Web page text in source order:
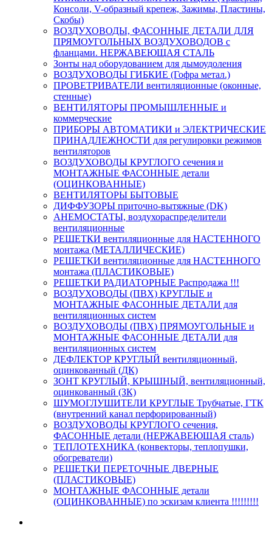
Консоли, V-образный крепеж, Зажимы, Пластины,
Скобы)
ВОЗДУХОВОДЫ, ФАСОННЫЕ ДЕТАЛИ ДЛЯ
ПРЯМОУГОЛЬНЫХ ВОЗДУХОВОДОВ с
фланцами. НЕРЖАВЕЮЩАЯ СТАЛЬ
Зонты над оборудованием для дымоудоления
ВОЗДУХОВОДЫ ГИБКИЕ (Гофра метал.)
ПРОВЕТРИВАТЕЛИ вентиляционные (оконные,
стенные)
ВЕНТИЛЯТОРЫ ПРОМЫШЛЕННЫЕ и
коммерческие
ПРИБОРЫ АВТОМАТИКИ и ЭЛЕКТРИЧЕСКИЕ
ПРИНАДЛЕЖНОСТИ для регулировки режимов
вентиляторов
ВОЗДУХОВОДЫ КРУГЛОГО сечения и
МОНТАЖНЫЕ ФАСОННЫЕ детали
(ОЦИНКОВАННЫЕ)
ВЕНТИЛЯТОРЫ БЫТОВЫЕ
ДИФФУЗОРЫ приточно-вытяжные (DK)
АНЕМОСТАТЫ, воздухораспределители
вентиляционные
РЕШЕТКИ вентиляционные для НАСТЕННОГО
монтажа (МЕТАЛЛИЧЕСКИЕ)
РЕШЕТКИ вентиляционные для НАСТЕННОГО
монтажа (ПЛАСТИКОВЫЕ)
РЕШЕТКИ РАДИАТОРНЫЕ Распродажа !!!
ВОЗДУХОВОДЫ (ПВХ) КРУГЛЫЕ и
МОНТАЖНЫЕ ФАСОННЫЕ ДЕТАЛИ для
вентиляционных систем
ВОЗДУХОВОДЫ (ПВХ) ПРЯМОУГОЛЬНЫЕ и
МОНТАЖНЫЕ ФАСОННЫЕ ДЕТАЛИ для
вентиляционных систем
ДЕФЛЕКТОР КРУГЛЫЙ вентиляционный,
оцинкованный (ДК)
ЗОНТ КРУГЛЫЙ, КРЫШНЫЙ, вентиляционный,
оцинкованный (ЗК)
ШУМОГЛУШИТЕЛИ КРУГЛЫЕ Трубчатые, ГТК
(внутренний канал перфорированный)
ВОЗДУХОВОДЫ КРУГЛОГО сечения,
ФАСОННЫЕ детали (НЕРЖАВЕЮЩАЯ сталь)
ТЕПЛОТЕХНИКА (конвекторы, теплопушки,
обогреватели)
РЕШЕТКИ ПЕРЕТОЧНЫЕ ДВЕРНЫЕ
(ПЛАСТИКОВЫЕ)
МОНТАЖНЫЕ ФАСОННЫЕ детали
(ОЦИНКОВАННЫЕ) по эскизам клиента !!!!!!!!!